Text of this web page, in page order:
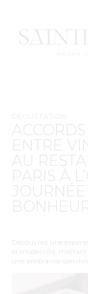
ENTRE
AU
PARIS À
Découvrez une
et modernité, mettant
une ambiance